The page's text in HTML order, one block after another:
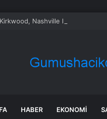
Nashville IndyCar
HABER EKONOMI